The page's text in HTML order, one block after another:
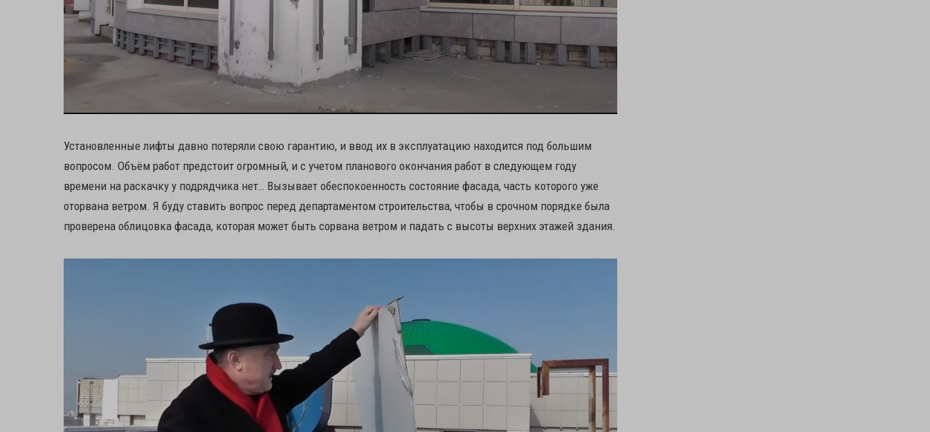
Установленные лифты давно потеряли свою гарантию, и ввод их в эксплуатацию находится под большим
вопросом. Объём работ предстоит огромный, и с учетом планового окончания работ в следующем году
времени на раскачку у подрядчика нет… Вызывает обеспокоенность состояние фасада, часть которого уже
оторвана ветром. Я буду ставить вопрос перед департаментом строительства, чтобы в срочном порядке была
проверена облицовка фасада, которая может быть сорвана ветром и падать с высоты верхних этажей здания.